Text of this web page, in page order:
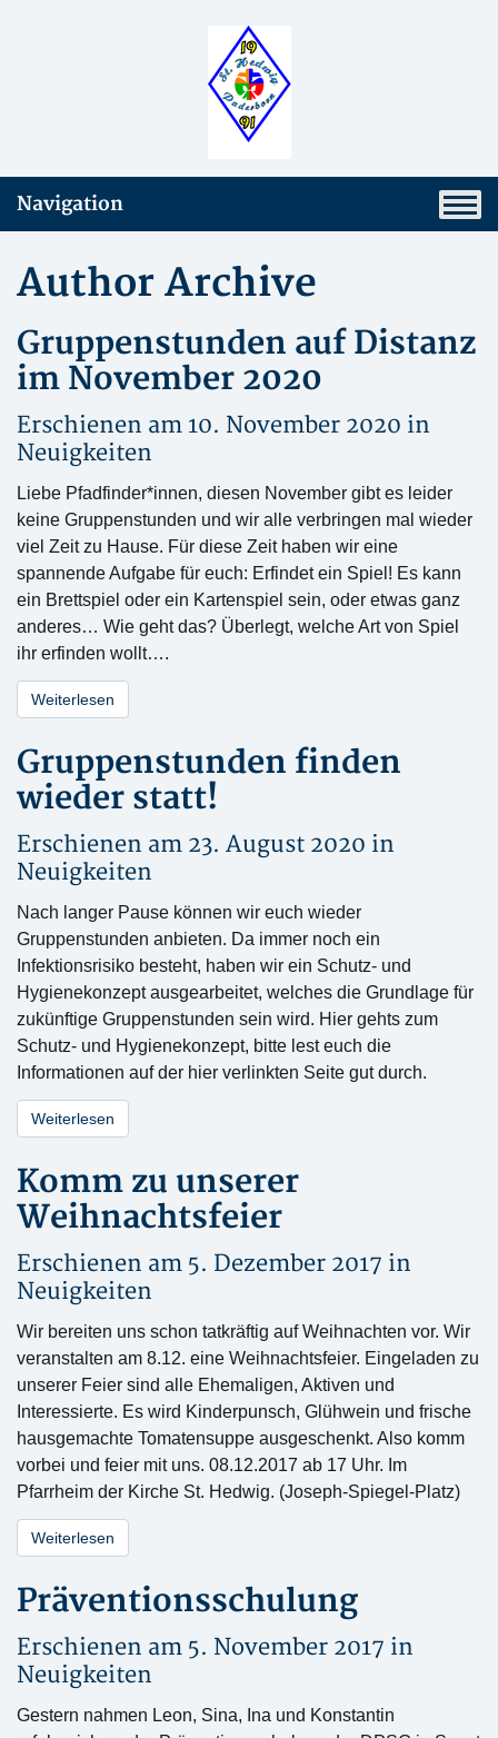
Navigation
Author Archive
Gruppenstunden auf Distanz
im November 2020
Erschienen am 10. November 2020 in
Neuigkeiten
Liebe Pfadfinder*innen, diesen November gibt es leider
keine Gruppenstunden und wir alle verbringen mal wieder
viel Zeit zu Hause. Für diese Zeit haben wir eine
spannende Aufgabe für euch: Erfindet ein Spiel! Es kann
ein Brettspiel oder ein Kartenspiel sein, oder etwas ganz
anderes… Wie geht das? Überlegt, welche Art von Spiel
ihr erfinden wollt….
Weiterlesen
Gruppenstunden finden
wieder statt!
Erschienen am 23. August 2020 in
Neuigkeiten
Nach langer Pause können wir euch wieder
Gruppenstunden anbieten. Da immer noch ein
Infektionsrisiko besteht, haben wir ein Schutz- und
Hygienekonzept ausgearbeitet, welches die Grundlage für
zukünftige Gruppenstunden sein wird. Hier gehts zum
Schutz- und Hygienekonzept, bitte lest euch die
Informationen auf der hier verlinkten Seite gut durch.
Weiterlesen
Komm zu unserer
Weihnachtsfeier
Erschienen am 5. Dezember 2017 in
Neuigkeiten
Wir bereiten uns schon tatkräftig auf Weihnachten vor. Wir
veranstalten am 8.12. eine Weihnachtsfeier. Eingeladen zu
unserer Feier sind alle Ehemaligen, Aktiven und
Interessierte. Es wird Kinderpunsch, Glühwein und frische
hausgemachte Tomatensuppe ausgeschenkt. Also komm
vorbei und feier mit uns. 08.12.2017 ab 17 Uhr. Im
Pfarrheim der Kirche St. Hedwig. (Joseph-Spiegel-Platz)
Weiterlesen
Präventionsschulung
Erschienen am 5. November 2017 in
Neuigkeiten
Gestern nahmen Leon, Sina, Ina und Konstantin